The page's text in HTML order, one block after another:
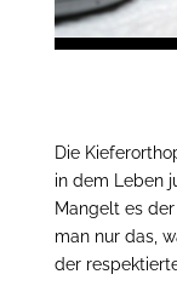
Die
in dem Leben
Mangelt es
man nur das,
der